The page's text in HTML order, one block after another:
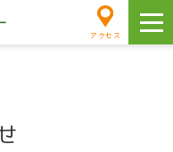
アクセス